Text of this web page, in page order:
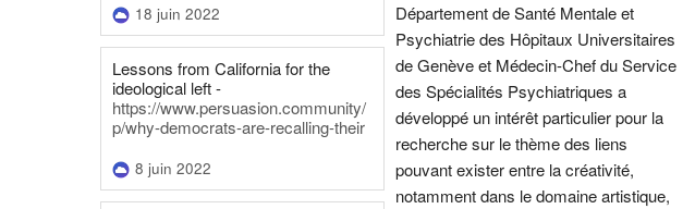
18 juin 2022
Lessons from California for the
ideological left -
https://www.persuasion.community/
p/why-democrats-are-recalling-their
8 juin 2022
Département de Santé Mentale et
Psychiatrie des Hôpitaux Universitaires
de Genève et Médecin-Chef du Service
des Spécialités Psychiatriques a
développé un intérêt particulier pour la
recherche sur le thème des liens
pouvant exister entre la créativité,
notamment dans le domaine artistique,